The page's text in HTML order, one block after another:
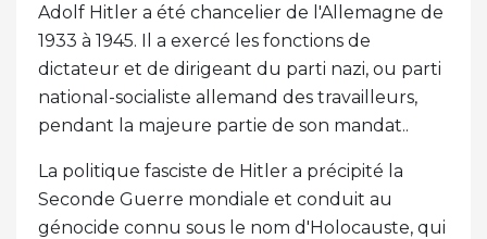
Adolf Hitler a été chancelier de l'Allemagne de
1933 à 1945. Il a exercé les fonctions de
dictateur et de dirigeant du parti nazi, ou parti
national-socialiste allemand des travailleurs,
pendant la majeure partie de son mandat..
La politique fasciste de Hitler a précipité la
Seconde Guerre mondiale et conduit au
génocide connu sous le nom d'Holocauste, qui